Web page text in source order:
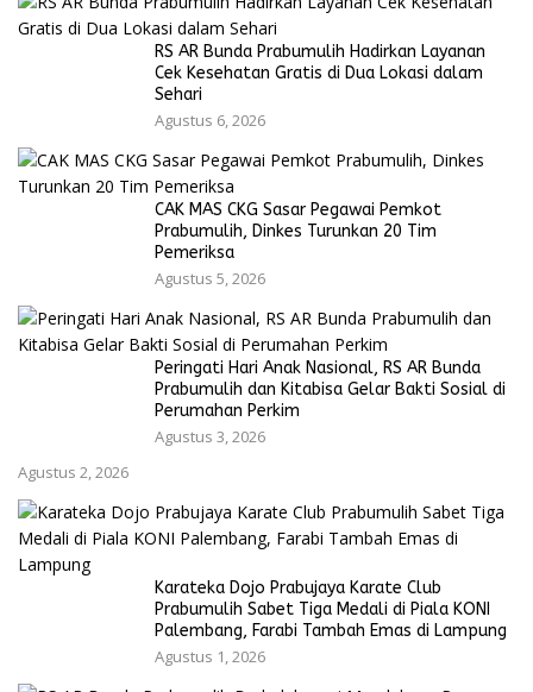
RS AR Bunda Prabumulih Hadirkan Layanan
Cek Kesehatan Gratis di Dua Lokasi dalam
Sehari
Agustus 6, 2026
CAK MAS CKG Sasar Pegawai Pemkot
Prabumulih, Dinkes Turunkan 20 Tim
Pemeriksa
Agustus 5, 2026
Peringati Hari Anak Nasional, RS AR Bunda
Prabumulih dan Kitabisa Gelar Bakti Sosial di
Perumahan Perkim
Agustus 3, 2026
Agustus 2, 2026
Karateka Dojo Prabujaya Karate Club
Prabumulih Sabet Tiga Medali di Piala KONI
Palembang, Farabi Tambah Emas di Lampung
Agustus 1, 2026